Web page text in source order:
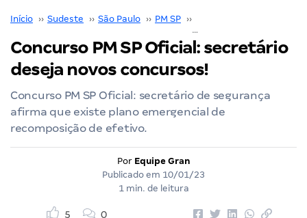
Início ›› Sudeste ›› São Paulo ›› PM SP ››
Concurso PM SP Oficial: secretário
deseja novos concursos!
Concurso PM SP Oficial: secretário de segurança
afirma que existe plano emergencial de
recomposição de efetivo.
Por Equipe Gran
Publicado em 10/01/23
1 min. de leitura
5 0